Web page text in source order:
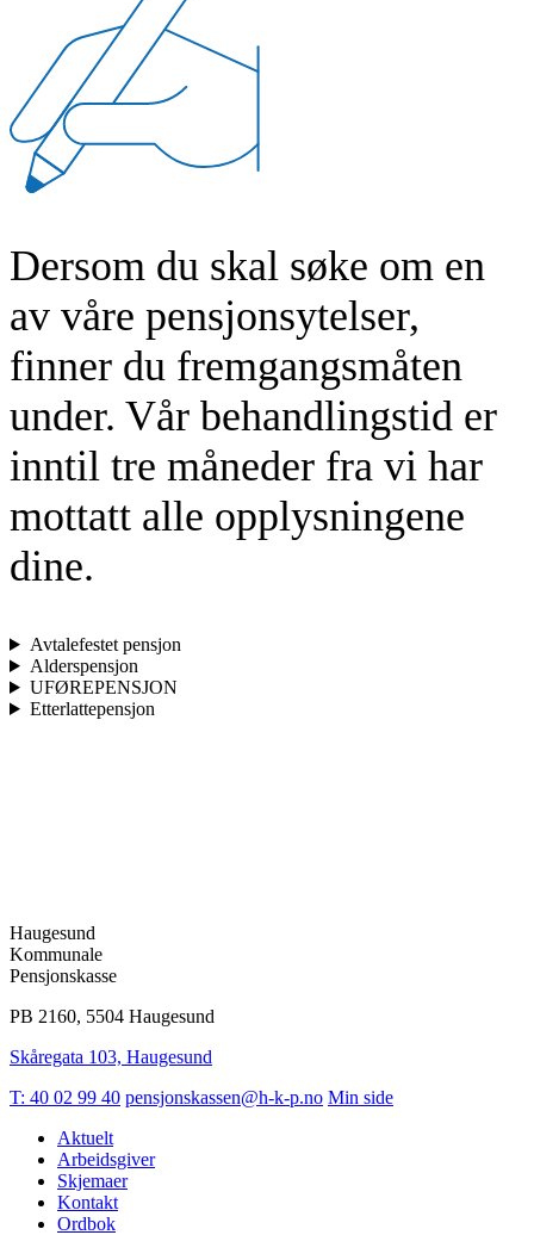
Dersom du skal søke om en
av våre pensjonsytelser,
finner du fremgangsmåten
under. Vår behandlingstid er
inntil tre måneder fra vi har
mottatt alle opplysningene
dine.
Avtalefestet pensjon
Alderspensjon
UFØREPENSJON
Etterlattepensjon
Haugesund
Kommunale
Pensjonskasse
PB 2160, 5504 Haugesund
Skåregata 103, Haugesund
T: 40 02 99 40 pensjonskassen@h-k-p.no Min side
Aktuelt
Arbeidsgiver
Skjemaer
Kontakt
Ordbok